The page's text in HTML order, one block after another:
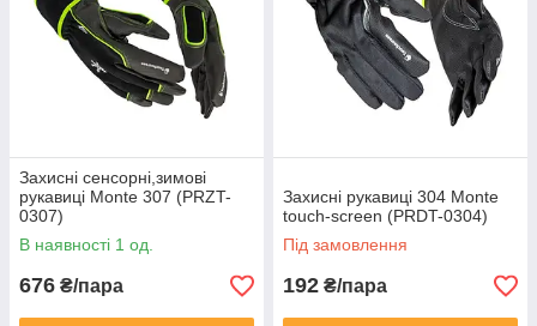
Захисні сенсорні,зимові
рукавиці Monte 307 (PRZT-
0307)
В наявності 1 од.
676 ₴/пара
Захисні рукавиці 304 Monte
touch-screen (PRDT-0304)
Під замовлення
192 ₴/пара